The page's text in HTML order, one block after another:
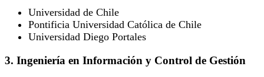
Universidad de Chile
Pontificia Universidad Católica de Chile
Universidad Diego Portales
3. Ingeniería en Información y Control de Gestión